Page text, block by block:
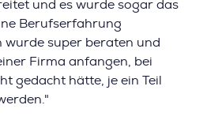
und es wurde sogar das
Berufserfahrung
wurde super beraten und
Firma anfangen, bei
gedacht hätte, je ein Teil